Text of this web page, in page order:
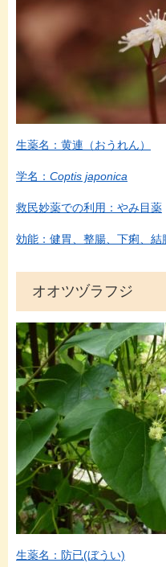
生薬名：黄連（おうれん）
学名： Coptis japonica
救民妙薬での利用：やみ目薬
効能：健胃、整腸、下痢、結
オオツヅラフジ
生薬名：防已(ぼうい)